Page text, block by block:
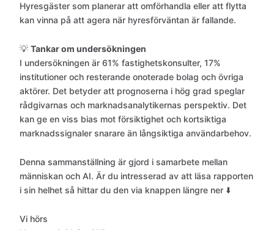
Hyresgäster som planerar att omförhandla eller att flytta
kan vinna på att agera när hyresförväntan är fallande.
💡 Tankar om undersökningen
I undersökningen är 61% fastighetskonsulter, 17%
institutioner och resterande onoterade bolag och övriga
aktörer. Det betyder att prognoserna i hög grad speglar
rådgivarnas och marknadsanalytikernas perspektiv. Det
kan ge en viss bias mot försiktighet och kortsiktiga
marknadssignaler snarare än långsiktiga användarbehov.
Denna sammanställning är gjord i samarbete mellan
människan och AI. Är du intresserad av att läsa rapporten
i sin helhet så hittar du den via knappen längre ner ⬇️
Vi hörs